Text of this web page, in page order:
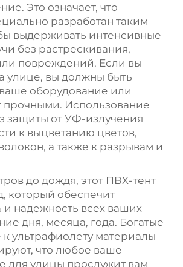
Это означает, что
разработан таким
выдерживать интенсивные
без растрескивания,
повреждений. Если вы
улице, вы должны быть
оборудование или
прочными. Использование
защиты от УФ-излучения
к выцветанию цветов,
а также к разрывам и
до дождя, этот ПВХ-тент
который обеспечит
и надежность всех ваших
дня, месяца, года. Богатые
к ультрафиолету материалы
что любое ваше
для улицы прослужит вам